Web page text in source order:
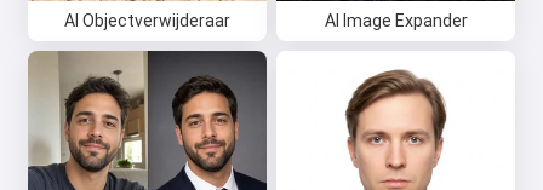
AI Objectverwijderaar AI Image Expander